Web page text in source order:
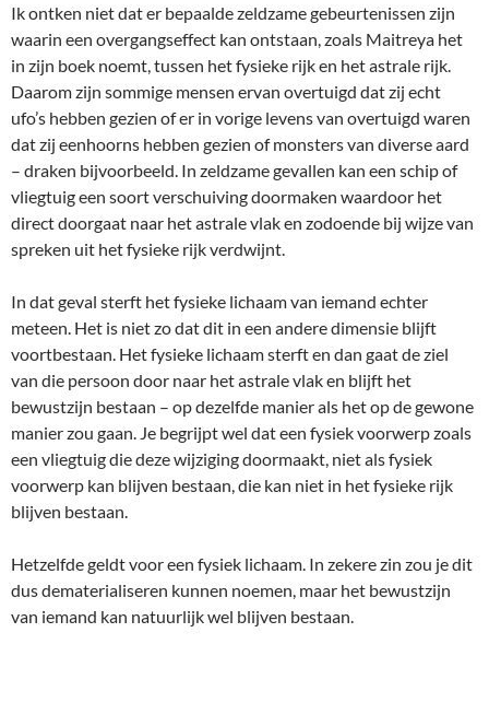
Ik ontken niet dat er bepaalde zeldzame gebeurtenissen zijn
waarin een overgangseffect kan ontstaan, zoals Maitreya het
in zijn boek noemt, tussen het fysieke rijk en het astrale rijk.
Daarom zijn sommige mensen ervan overtuigd dat zij echt
ufo’s hebben gezien of er in vorige levens van overtuigd waren
dat zij eenhoorns hebben gezien of monsters van diverse aard
– draken bijvoorbeeld. In zeldzame gevallen kan een schip of
vliegtuig een soort verschuiving doormaken waardoor het
direct doorgaat naar het astrale vlak en zodoende bij wijze van
spreken uit het fysieke rijk verdwijnt.
In dat geval sterft het fysieke lichaam van iemand echter
meteen. Het is niet zo dat dit in een andere dimensie blijft
voortbestaan. Het fysieke lichaam sterft en dan gaat de ziel
van die persoon door naar het astrale vlak en blijft het
bewustzijn bestaan – op dezelfde manier als het op de gewone
manier zou gaan. Je begrijpt wel dat een fysiek voorwerp zoals
een vliegtuig die deze wijziging doormaakt, niet als fysiek
voorwerp kan blijven bestaan, die kan niet in het fysieke rijk
blijven bestaan.
Hetzelfde geldt voor een fysiek lichaam. In zekere zin zou je dit
dus dematerialiseren kunnen noemen, maar het bewustzijn
van iemand kan natuurlijk wel blijven bestaan.